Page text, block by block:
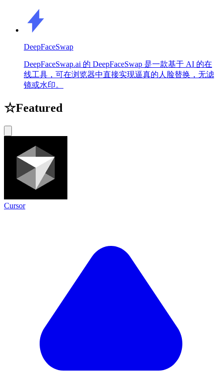
DeepFaceSwap
DeepFaceSwap.ai 的 DeepFaceSwap 是一款基于 AI 的在
线工具，可在浏览器中直接实现逼真的人脸替换，无滤
镜或水印。
☆Featured
Cursor